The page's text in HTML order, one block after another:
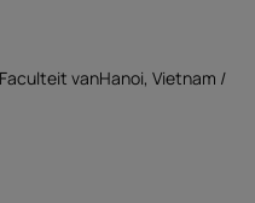
vanHanoi, Vietnam /